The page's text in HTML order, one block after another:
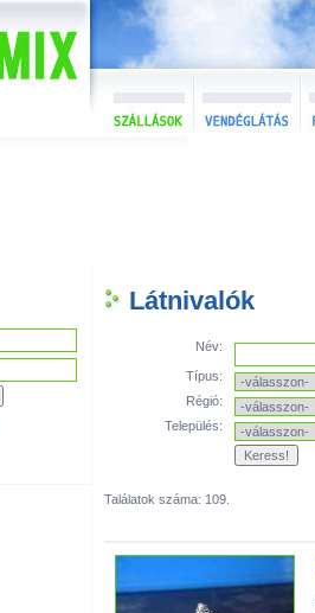
Látnivalók
Név:
Típus:
Régió:
Település:
Találatok száma: 109.